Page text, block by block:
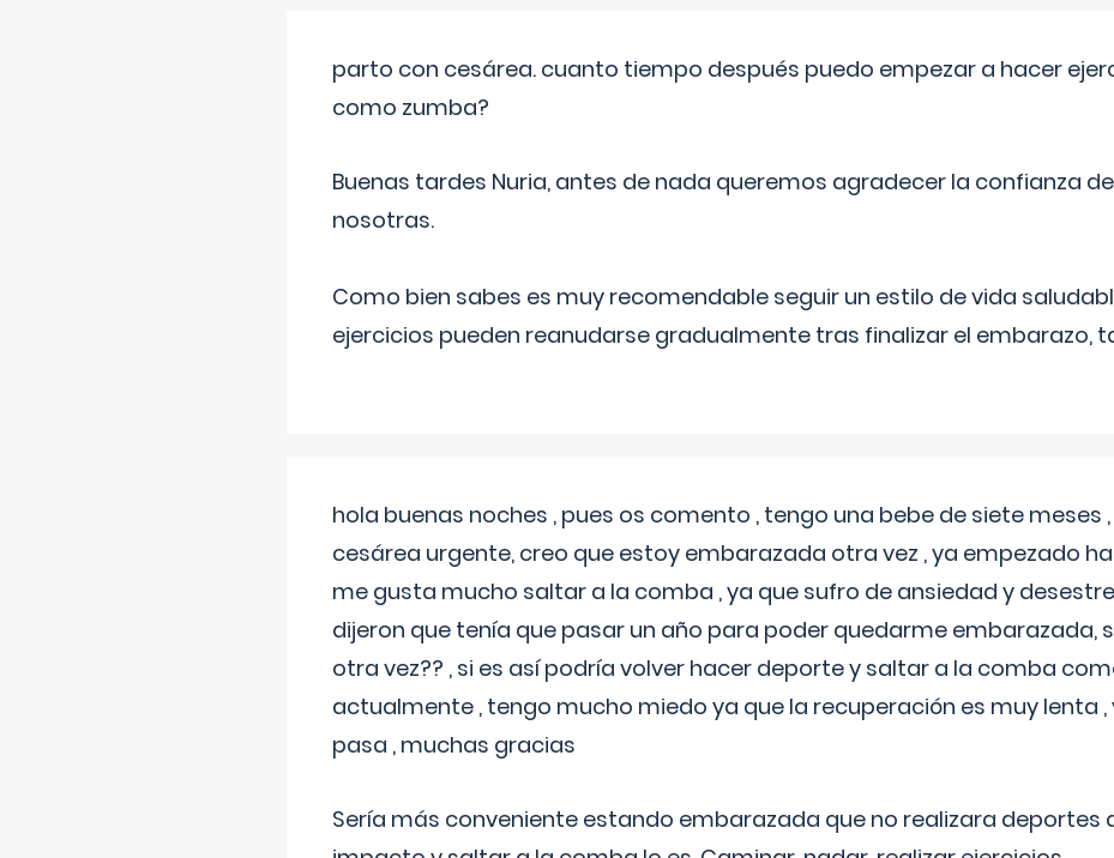
parto con cesárea. cuanto tiempo después puedo empezar a hacer
como zumba?
Buenas tardes Nuria, antes de nada queremos agradecer la confianza
nosotras.
Como bien sabes es muy recomendable seguir un estilo de vida
ejercicios pueden reanudarse gradualmente tras finalizar el embarazo,
hola buenas noches , pues os comento , tengo una bebe de siete meses
cesárea urgente, creo que estoy embarazada otra vez , ya empezado
me gusta mucho saltar a la comba , ya que sufro de ansiedad y
dijeron que tenía que pasar un año para poder quedarme embarazada,
otra vez?? , si es así podría volver hacer deporte y saltar a la comba
actualmente , tengo mucho miedo ya que la recuperación es muy lenta ,
pasa , muchas gracias
Sería más conveniente estando embarazada que no realizara deportes